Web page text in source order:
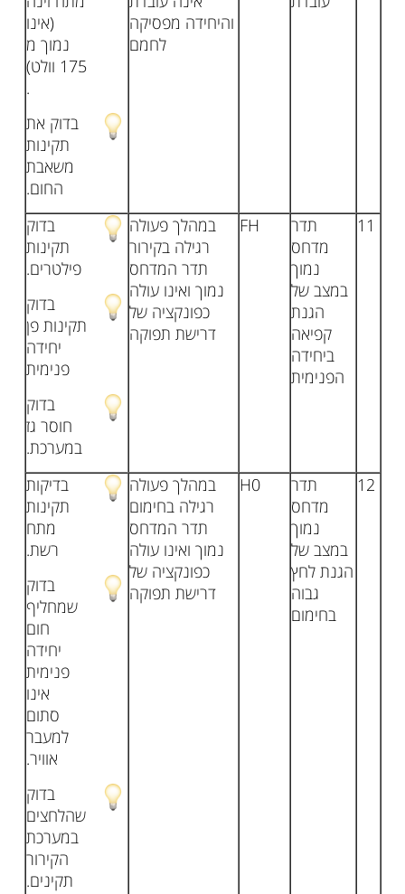
והיחידה מפסיקה
לחמם
(אינו
נמוך מ
175 וולט)
.
בדוק את
תקינות
משאבת
החום.
11
תדר
מדחס
נמוך
במצב של
הגנת
קפיאה
ביחידה
הפנימית
FH
במהלך פעולה
רגילה בקירור
תדר המדחס
נמוך ואינו עולה
כפונקציה של
דרישת תפוקה
בדוק
תקינות
פילטרים.
בדוק
תקינות פן
יחידה
פנימית
בדוק
חוסר גז
במערכת.
12
תדר
מדחס
נמוך
במצב של
הגנת לחץ
גבוה
בחימום
H0
במהלך פעולה
רגילה בחימום
תדר המדחס
נמוך ואינו עולה
כפונקציה של
דרישת תפוקה
בדיקות
תקינות
מתח
רשת.
בדוק
שמחליף
חום
יחידה
פנימית
אינו
סתום
למעבר
אוויר.
בדוק
שהלחצים
במערכת
הקירור
תקינים.